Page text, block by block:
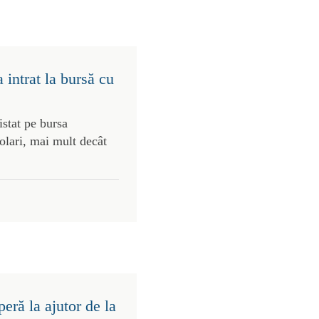
intrat la bursă cu
pe bursa
mai mult decât
la ajutor de la